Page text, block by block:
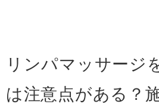
リンパマッサージ
は注意点がある？